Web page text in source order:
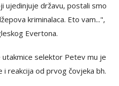
ujedinjuje državu, postali smo
kriminalaca. Eto vam...",
Evertona.
selektor Petev mu je
reakcija od prvog čovjeka bh.